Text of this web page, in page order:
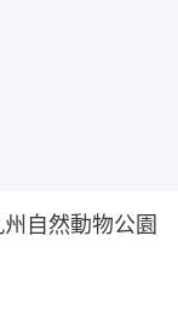
州自然動物公園